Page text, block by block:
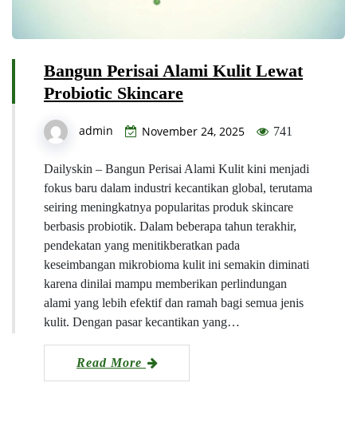
Bangun Perisai Alami Kulit Lewat
Probiotic Skincare
admin November 24, 2025 741
Dailyskin – Bangun Perisai Alami Kulit kini menjadi
fokus baru dalam industri kecantikan global, terutama
seiring meningkatnya popularitas produk skincare
berbasis probiotik. Dalam beberapa tahun terakhir,
pendekatan yang menitikberatkan pada
keseimbangan mikrobioma kulit ini semakin diminati
karena dinilai mampu memberikan perlindungan
alami yang lebih efektif dan ramah bagi semua jenis
kulit. Dengan pasar kecantikan yang…
Read More